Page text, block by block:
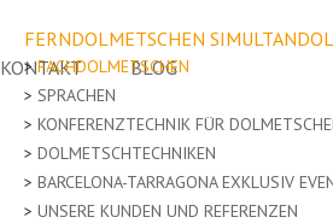
FERNDOLMETSCHEN
FACHDOLMETSCHEN
SPRACHEN
KONFERENZTECHNIK FÜR
DOLMETSCHTECHNIKEN
BARCELONA-TARRAGONA EXKLUSIV
UNSERE KUNDEN UND REFERENZEN
KONTAKT BLOG